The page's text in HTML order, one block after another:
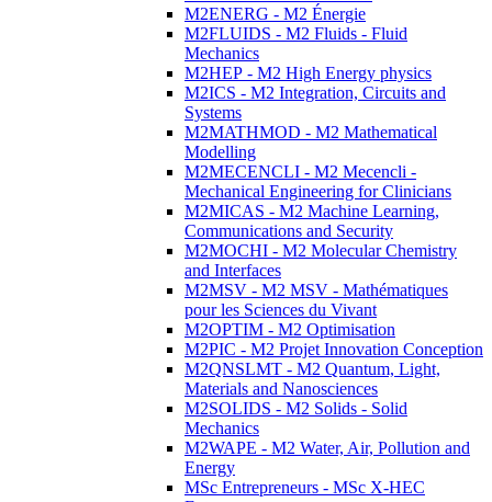
M2ENERG - M2 Énergie
M2FLUIDS - M2 Fluids - Fluid
Mechanics
M2HEP - M2 High Energy physics
M2ICS - M2 Integration, Circuits and
Systems
M2MATHMOD - M2 Mathematical
Modelling
M2MECENCLI - M2 Mecencli -
Mechanical Engineering for Clinicians
M2MICAS - M2 Machine Learning,
Communications and Security
M2MOCHI - M2 Molecular Chemistry
and Interfaces
M2MSV - M2 MSV - Mathématiques
pour les Sciences du Vivant
M2OPTIM - M2 Optimisation
M2PIC - M2 Projet Innovation Conception
M2QNSLMT - M2 Quantum, Light,
Materials and Nanosciences
M2SOLIDS - M2 Solids - Solid
Mechanics
M2WAPE - M2 Water, Air, Pollution and
Energy
MSc Entrepreneurs - MSc X-HEC